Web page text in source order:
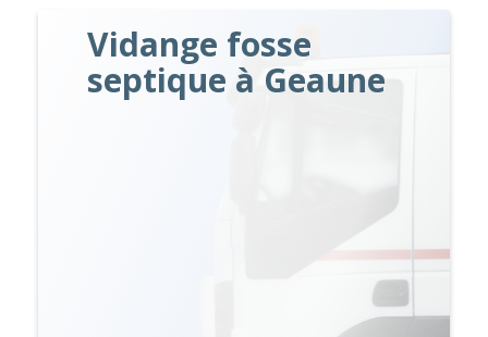
Vidange fosse
septique à Geaune